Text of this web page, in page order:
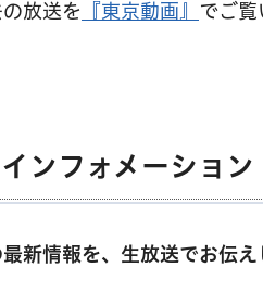
放送を 『東京動画』 でご覧
ンフォメーション
新情報を、生放送でお伝え